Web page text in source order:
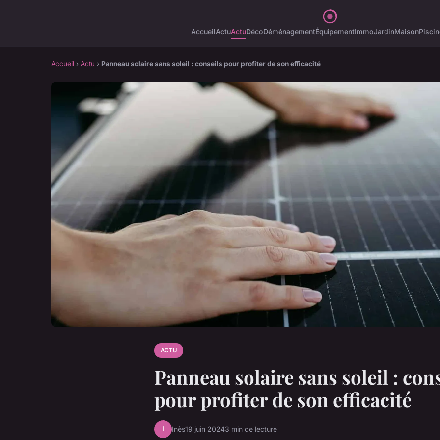
AccueilActuActuDécoDéménagementÉquipementImmoJardinMaison
Accueil › Actu › Panneau solaire sans soleil : conseils pour profiter de son efficacité
ACTU
Panneau solaire sans soleil :
pour profiter de son efficacité
I Inès19 juin 20243 min de lecture